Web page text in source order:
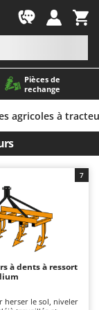
Pièces de
rechange
autoportés
tracteur
agricoles à
à dents à ressort
herser le sol, niveler
7